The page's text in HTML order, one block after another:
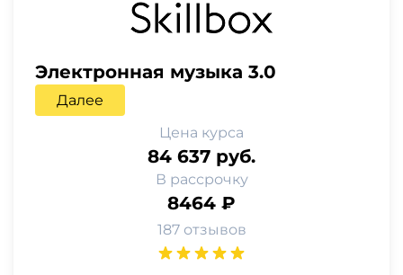
Электронная музыка 3.0
Далее
Цена курса
84 637 руб.
В рассрочку
8464 ₽
187 отзывов